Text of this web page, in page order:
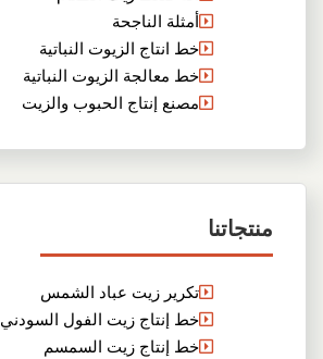
أمثلة الناجحة
خط انتاج الزيوت النباتية
خط معالجة الزيوت النباتية
مصنع إنتاج الحبوب والزيت
منتجاتنا
تكرير زيت عباد الشمس
خط إنتاج زيت الفول السودني
خط إنتاج زيت السمسم